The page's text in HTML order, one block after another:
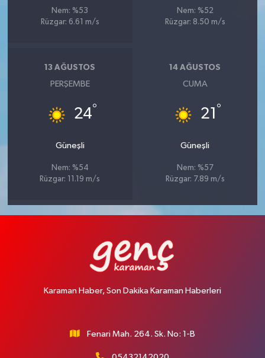
Nem: %53
Rüzgar: 6.61 m/s
Nem: %52
Rüzgar: 8.50 m/s
13 AĞUSTOS
PERŞEMBE
24°
Güneşli
Nem: %54
Rüzgar: 11.19 m/s
14 AĞUSTOS
CUMA
21 °
Güneşli
Nem: %57
Rüzgar: 7.89 m/s
Karaman Haber, Son Dakika Karaman Haberleri
Fenari Mah. 264. Sk. No: 1-B